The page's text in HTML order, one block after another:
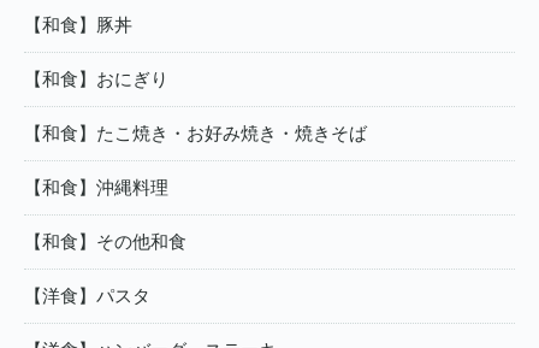
【和食】豚丼
【和食】おにぎり
【和食】たこ焼き・お好み焼き・焼きそば
【和食】沖縄料理
【和食】その他和食
【洋食】パスタ